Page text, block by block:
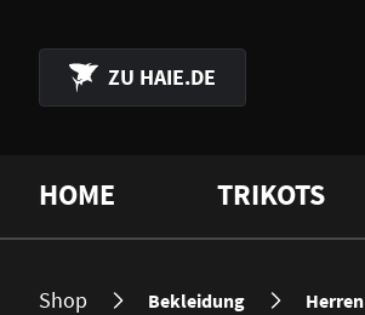
ZU HAIE.DE
HOME TRIKOTS
Shop Bekleidung Herren